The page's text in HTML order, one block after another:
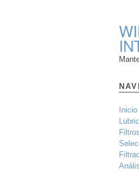
Inicio
Filtros